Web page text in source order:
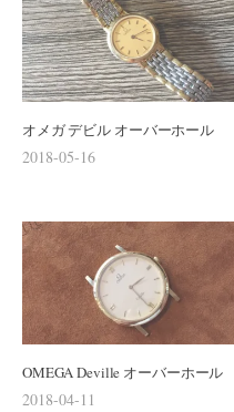
オメガ デビル オーバーホール
2018-05-16
OMEGA Deville オーバーホール
2018-04-11